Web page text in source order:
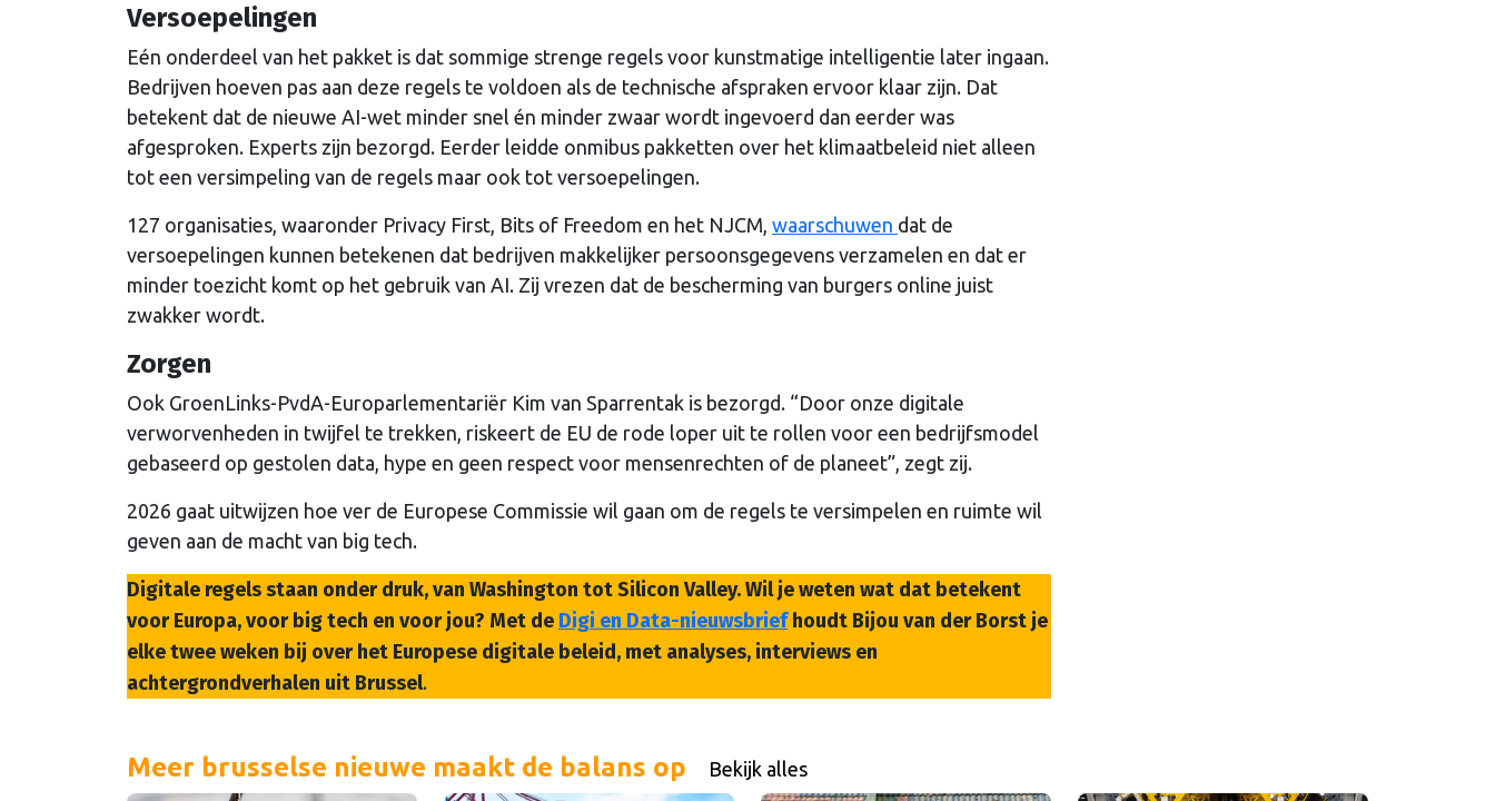
Versoepelingen
Eén onderdeel van het pakket is dat sommige strenge regels voor kunstmatige intelligentie later ingaan.
Bedrijven hoeven pas aan deze regels te voldoen als de technische afspraken ervoor klaar zijn. Dat
betekent dat de nieuwe AI-wet minder snel én minder zwaar wordt ingevoerd dan eerder was
afgesproken. Experts zijn bezorgd. Eerder leidde onmibus pakketten over het klimaatbeleid niet alleen
tot een versimpeling van de regels maar ook tot versoepelingen.
127 organisaties, waaronder Privacy First, Bits of Freedom en het NJCM, waarschuwen dat de
versoepelingen kunnen betekenen dat bedrijven makkelijker persoonsgegevens verzamelen en dat er
minder toezicht komt op het gebruik van AI. Zij vrezen dat de bescherming van burgers online juist
zwakker wordt.
Zorgen
Ook GroenLinks-PvdA-Europarlementariër Kim van Sparrentak is bezorgd. “Door onze digitale
verworvenheden in twijfel te trekken, riskeert de EU de rode loper uit te rollen voor een bedrijfsmodel
gebaseerd op gestolen data, hype en geen respect voor mensenrechten of de planeet”, zegt zij.
2026 gaat uitwijzen hoe ver de Europese Commissie wil gaan om de regels te versimpelen en ruimte wil
geven aan de macht van big tech.
Digitale regels staan onder druk, van Washington tot Silicon Valley. Wil je weten wat dat betekent
voor Europa, voor big tech en voor jou? Met de Digi en Data-nieuwsbriefhoudt Bijou van der Borst je
elke twee weken bij over het Europese digitale beleid, met analyses, interviews en
achtergrondverhalen uit Brussel.
Meer brusselse nieuwe maakt de balans op Bekijk alles